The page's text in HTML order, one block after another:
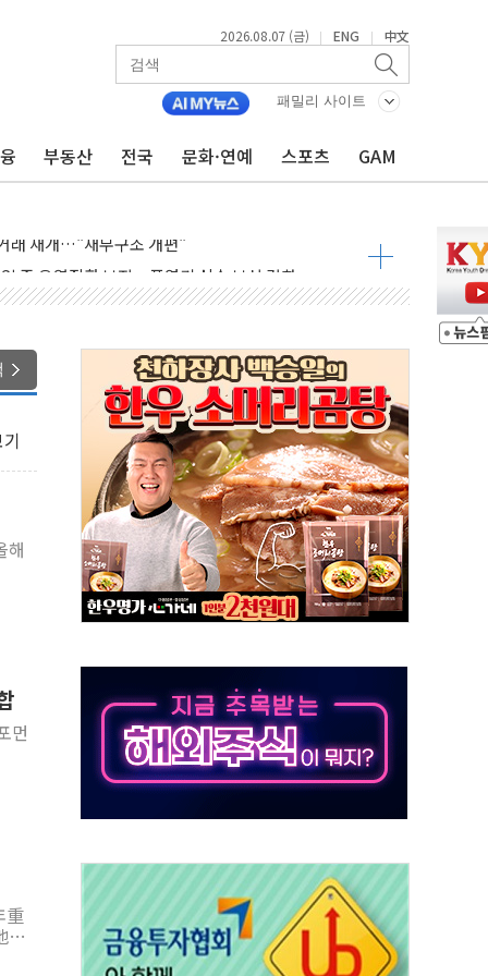
2026.08.07 (금) | ENG | 中文
패밀리 사이트
부동산 전국 문화·연예 스포츠 GAM
게 흉기 휘두른 30대 세입자…경찰, 현행범 체포
익 30억원
중 온열질환 보장…폭염기 신속 보상 강화
120억원
제 'VRN11' 캐나다 IND 신청
3군단과 군 장병 금융교육·전역 지원 협약
춤건강보험' 6개월 배타적사용권 획득
더기 상폐 위기…관리종목 우려 지정예고 총 63개
공급 경쟁률… 실수요자 관심
의 신' 26일 출시, 유저의 캐릭터가 AI로 플레이한다
으로 혜택 얻는 피드코인 이벤트 진행
정상화시 5년 내 9만가구 순증...이주 대란도 제한적
협약 타결…연봉 6.3% 인상
리카겔 등 8~9월 공연 라인업 공개
먼
重
酒